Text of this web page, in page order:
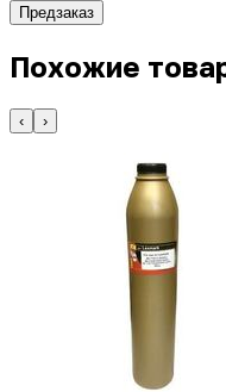
Предзаказ
Похожие
‹ ›